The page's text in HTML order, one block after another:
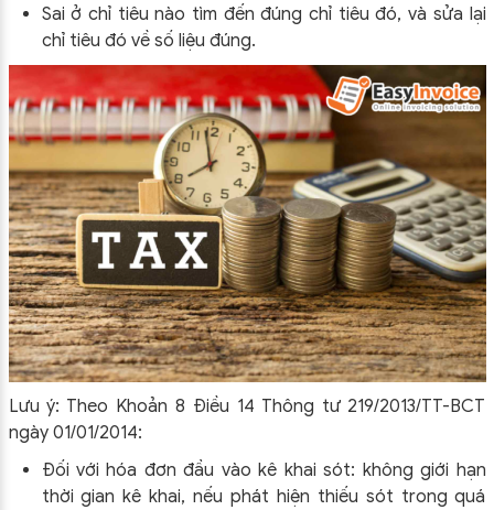
Sai ở chỉ tiêu nào tìm đến đúng chỉ tiêu đó, và sửa lại
chỉ tiêu đó về số liệu đúng.
Lưu ý: Theo Khoản 8 Điều 14 Thông tư 219/2013/TT-BCT
ngày 01/01/2014:
Đối với hóa đơn đầu vào kê khai sót: không giới hạn
thời gian kê khai, nếu phát hiện thiếu sót trong quá